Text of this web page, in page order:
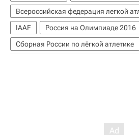
Всероссийская федерация легкой
IAAF
Россия на Олимпиаде 2016
Сборная России по лёгкой атлетике